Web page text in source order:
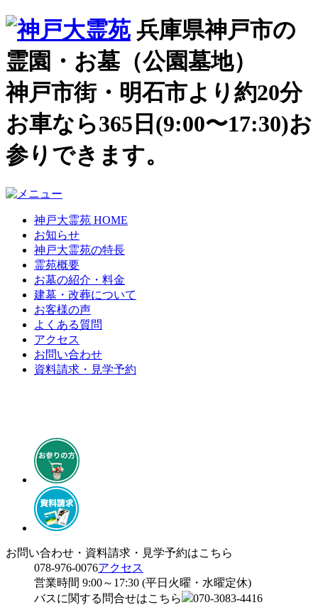
兵庫県神戸市の
霊園・お墓（公園墓地）
神戸市街・明石市より約20分
お車なら365日(9:00〜17:30)お
参りできます。
神戸大霊苑 HOME
お知らせ
神戸大霊苑の特長
霊苑概要
お墓の紹介・料金
建墓・改葬について
お客様の声
よくある質問
アクセス
お問い合わせ
資料請求・見学予約
お問い合わせ・資料請求・見学予約はこちら
078-976-0076アクセス
営業時間 9:00～17:30 (平日火曜・水曜定休)
バスに関する問合せはこちら
070-3083-4416